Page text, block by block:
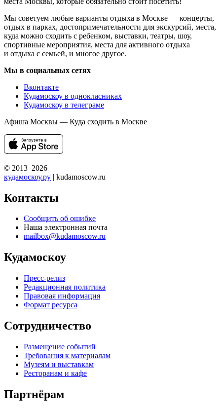
Мы советуем любые варианты отдыха в Москве — концерты,
отдых в парках, достопримечательности для экскурсий, места,
куда можно сходить с ребенком, выставки, театры, шоу,
спортивные мероприятия, места для активного отдыха
и отдыха с семьей, и многое другое.
Мы в социальных сетях
Вконтакте
Кудамоскоу в однокласниках
Кудамоскоу в телеграме
Афиша Москвы — Куда сходить в Москве
© 2013–2026
кудамоскоу.ру | kudamoscow.ru
Контакты
Сообщить об ошибке
Наша электронная почта
mailbox@kudamoscow.ru
Кудамоскоу
Пресс-релиз
Редакционная политика
Правовая информация
Формат ресурса
Сотрудничество
Размещение событий
Требования к материалам
Музеям и выставкам
Ресторанам и кафе
Партнёрам